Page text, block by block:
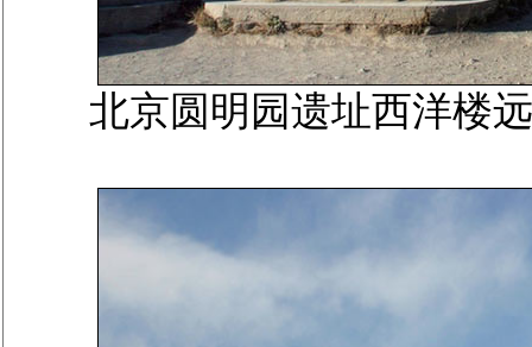
北京圆明园遗址西洋楼